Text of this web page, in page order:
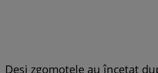
Deși zgomotele au încetat